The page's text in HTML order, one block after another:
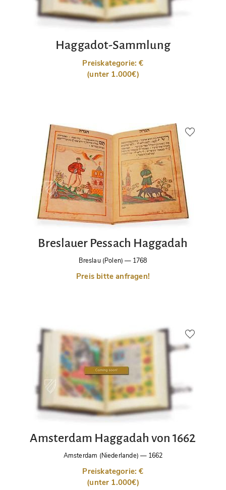
Haggadot-Sammlung
Preiskategorie: €
(unter 1.000€)
Breslauer Pessach Haggadah
Breslau (Polen) — 1768
Preis bitte anfragen!
Amsterdam Haggadah von 1662
Amsterdam (Niederlande) — 1662
Preiskategorie: €
(unter 1.000€)